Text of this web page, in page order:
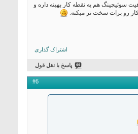
90، 95 درصدری شون رو بدن، خصوصا که به هر حال ماهیت سوئیچینگ هم یه نقطه کار بهینه داره و
اشتراک گذاری
پاسخ با نقل قول
#6